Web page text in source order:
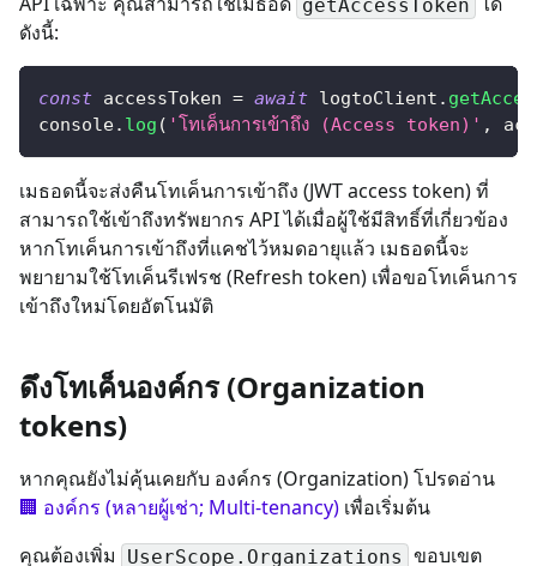
getAccessToken
ดังนี้:
const accessToken = await logtoClient .
console. log ( 'โทเค็นการเข้าถึง (Access token)' ,
เมธอดนี้จะส่งคืนโทเค็นการเข้าถึง (JWT access token) ที่
สามารถใช้เข้าถึงทรัพยากร API ได้เมื่อผู้ใช้มีสิทธิ์ที่เกี่ยวข้อง
หากโทเค็นการเข้าถึงที่แคชไว้หมดอายุแล้ว เมธอดนี้จะ
พยายามใช้โทเค็นรีเฟรช (Refresh token) เพื่อขอโทเค็นการ
เข้าถึงใหม่โดยอัตโนมัติ
ดึงโทเค็นองค์กร (Organization
tokens)
หากคุณยังไม่คุ้นเคยกับ องค์กร (Organization) โปรดอ่าน
🏢 องค์กร (หลายผู้เช่า; Multi-tenancy) เพื่อเริ่มต้น
คุณต้องเพิ่ม
UserScope.Organizations ขอบเขต